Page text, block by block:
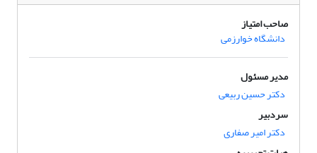
صاحب امتیاز
دانشگاه خوارزمی
مدیر مسئول
دکتر حسین ربیعی
سردبیر
دکتر امیر صفاری